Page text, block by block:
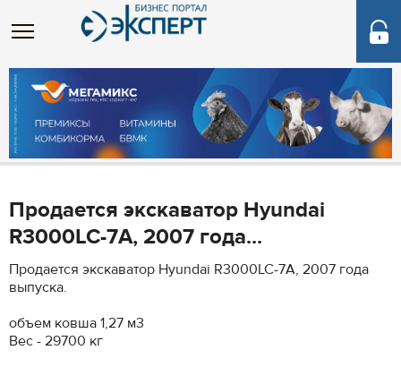
Продается экскаватор Hyundai
R3000LC-7A, 2007 года...
Продается экскаватор Hyundai R3000LC-7A, 2007 года
выпуска.
объем ковша 1,27 м3
Вес - 29700 кг